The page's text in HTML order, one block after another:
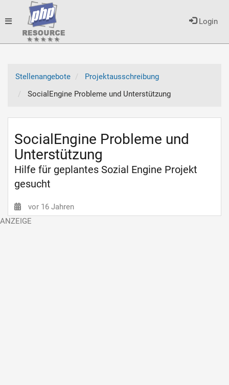
Login
Toggle
Stellenangebote
Projektausschreibung
SocialEngine Probleme und Unterstützung
SocialEngine Probleme und
Unterstützung
Hilfe für geplantes Sozial Engine Projekt
gesucht
vor 16 Jahren